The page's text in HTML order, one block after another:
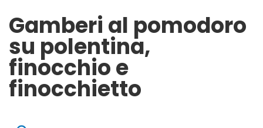
Gamberi al pomodoro
su polentina,
finocchio e
finocchietto